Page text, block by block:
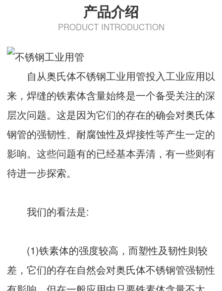
产品介绍
PRODUCT INTRODUCTION
自从奥氏体不锈钢工业用管投入工业应用以
来，焊缝的铁素体含量始终是一个备受关注的深
层次问题。这是因为它们的存在的确会对奥氏体
钢管的强韧性、耐腐蚀性及焊接性等产生一定的
影响。这些问题有的已经基本弄清，有一些则有
待进一步探索。
我们的看法是:
(1)铁素体的强度较高，而塑性及韧性则较
差，它们的存在自然会对奥氏体不锈钢管强韧性